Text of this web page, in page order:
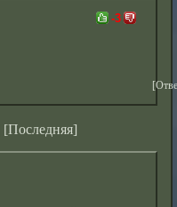
-3
[Последняя]